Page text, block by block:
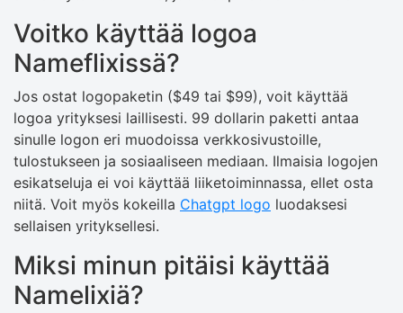
Voitko käyttää logoa
Nameflixissä?
Jos ostat logopaketin ($49 tai $99), voit käyttää
logoa yrityksesi laillisesti. 99 dollarin paketti antaa
sinulle logon eri muodoissa verkkosivustoille,
tulostukseen ja sosiaaliseen mediaan. Ilmaisia ​​logojen
esikatseluja ei voi käyttää liiketoiminnassa, ellet osta
niitä. Voit myös kokeilla Chatgpt logo luodaksesi
sellaisen yrityksellesi.
Miksi minun pitäisi käyttää
Namelixiä?